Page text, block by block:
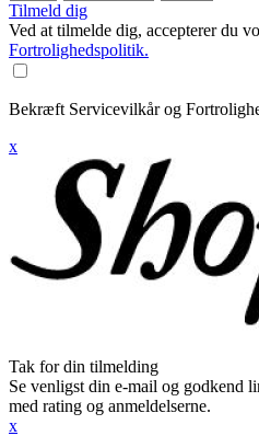
Tilmeld dig
Ved at tilmelde dig, accepterer du
Fortrolighedspolitik.
Bekræft Servicevilkår og
x
Tak for din tilmelding
Se venligst din e-mail og godkend
med rating og anmeldelserne.
x